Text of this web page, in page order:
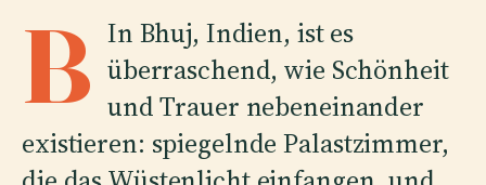
B In Bhuj, Indien, ist es
überraschend, wie Schönheit
und Trauer nebeneinander
existieren: spiegelnde Palastzimmer,